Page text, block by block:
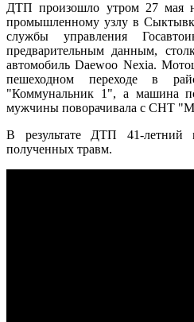
ДТП произошло утром 27 мая
промышленному узлу в
службы управления
предварительным данным,
автомобиль Daewoo Nexia.
пешеходном переходе в
"Коммунальник 1", а машина
мужчины поворачивала с СНТ
В результате ДТП 41-летний
полученных травм.